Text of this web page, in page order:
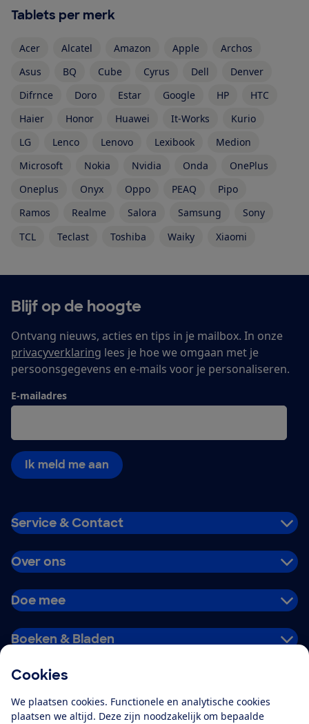
Cookies
We plaatsen cookies. Functionele en analytische cookies
plaatsen we altijd. Deze zijn noodzakelijk om bepaalde
Tablets per merk
Acer Alcatel Amazon Apple
Archos
Asus
BQ Cube Cyrus Dell
Denver
Difrnce
Doro Estar Google HP
HTC
Haier
Honor Huawei It-Works
Kurio
LG
Lenco Lenovo Lexibook
Medion
Microsoft
Nokia Nvidia Onda
OnePlus
Oneplus
Onyx Oppo PEAQ
Pipo
Ramos
Realme Salora Samsung
Sony
TCL
Teclast Toshiba Waiky Xiaomi
Blijf op de hoogte
Ontvang nieuws, acties en tips in je mailbox. In onze
privacyverklaring lees je hoe we omgaan met je
persoonsgegevens en e-mails voor je personaliseren.
E-mailadres
Ik meld me aan
Service & Contact
Over ons
Doe mee
Boeken & Bladen